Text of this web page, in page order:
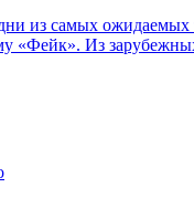
из самых
Из